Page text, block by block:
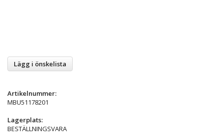
Lägg i önskelista
Artikelnummer:
MBU51178201
Lagerplats:
BESTÄLLNINGSVARA